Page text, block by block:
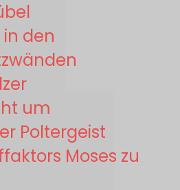
in den
um
Poltergeist
Moses zu